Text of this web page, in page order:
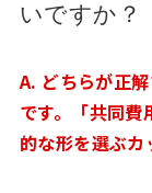
いですか？
A. どちらが正
です。「共同
的な形を選ぶカ